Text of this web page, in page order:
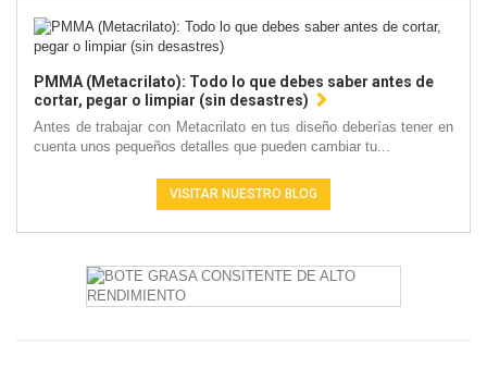
PMMA (Metacrilato): Todo lo que debes saber antes de
cortar, pegar o limpiar (sin desastres)
Antes de trabajar con Metacrilato en tus diseño deberías tener en
cuenta unos pequeños detalles que pueden cambiar tu...
VISITAR NUESTRO BLOG